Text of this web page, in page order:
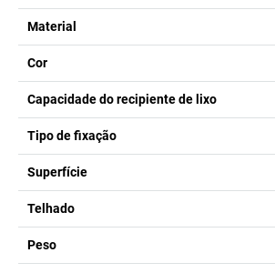
Material
Cor
Capacidade do recipiente de lixo
Tipo de fixação
Superfície
Telhado
Peso